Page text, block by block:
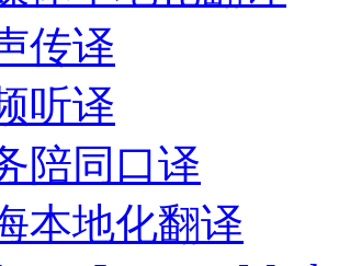
传译
听译
陪同口译
本地化翻译